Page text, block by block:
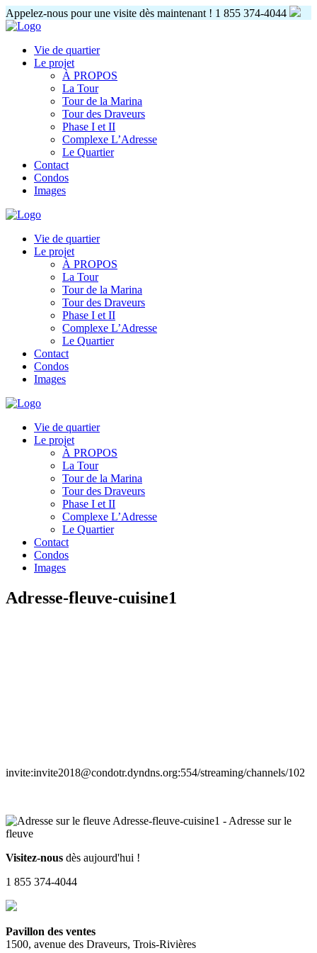
Appelez-nous pour une visite dès maintenant ! 1 855 374-4044
Vie de quartier
Le projet
À PROPOS
La Tour
Tour de la Marina
Tour des Draveurs
Phase I et II
Complexe L’Adresse
Le Quartier
Contact
Condos
Images
Vie de quartier
Le projet
À PROPOS
La Tour
Tour de la Marina
Tour des Draveurs
Phase I et II
Complexe L’Adresse
Le Quartier
Contact
Condos
Images
Vie de quartier
Le projet
À PROPOS
La Tour
Tour de la Marina
Tour des Draveurs
Phase I et II
Complexe L’Adresse
Le Quartier
Contact
Condos
Images
Adresse-fleuve-cuisine1
invite:invite2018@condotr.dyndns.org:554/streaming/channels/102
Visitez-nous dès aujourd'hui !
1 855 374-4044
Pavillon des ventes
1500, avenue des Draveurs, Trois-Rivières